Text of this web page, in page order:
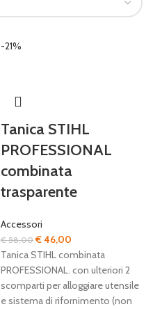
-21%
Tanica STIHL
PROFESSIONAL
combinata
trasparente
Accessori
€58,00Il
prezzo
originale
era:
€ 58,00.
€46,00
prezzo
attuale
è:
€ 46,00.
Tanica STIHL combinata
PROFESSIONAL. con ulteriori 2
scomparti per alloggiare utensile
e sistema di rifornimento (non